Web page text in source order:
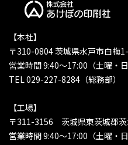
【本社】
〒310-0804 茨城県水戸市白梅
営業時間 9:40〜17:00（土曜・
TEL 029-227-8284（総務部）
【工場】
〒311-3156 茨城県東茨城郡
営業時間 9:40〜17:00（土曜・